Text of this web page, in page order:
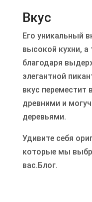
Вкус
Его уникальный
высокой кухни, а
благодаря
элегантной
вкус переместит
древними и
деревьями.
Удивите себя
которые мы
вас.Блог.